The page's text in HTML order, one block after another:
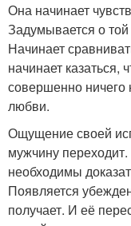
Она начинает
Задумывается о
Начинает
начинает казаться,
совершенно ничего
любви.
Ощущение своей
мужчину
необходимы
Появляется
получает. И её